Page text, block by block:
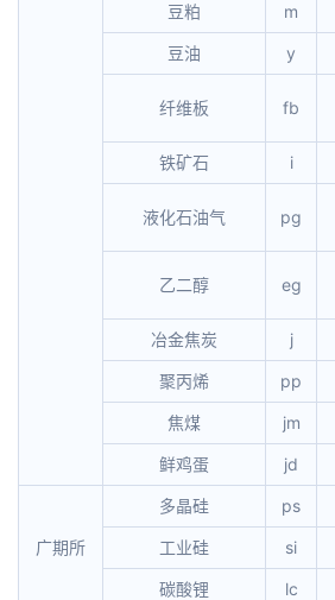
豆粕 m
豆油 y
纤维板 fb
铁矿石 i
液化石油气 pg
乙二醇 eg
冶金焦炭 j
聚丙烯 pp
焦煤 jm
鲜鸡蛋 jd
广期所
多晶硅 ps
工业硅 si
碳酸锂 lc